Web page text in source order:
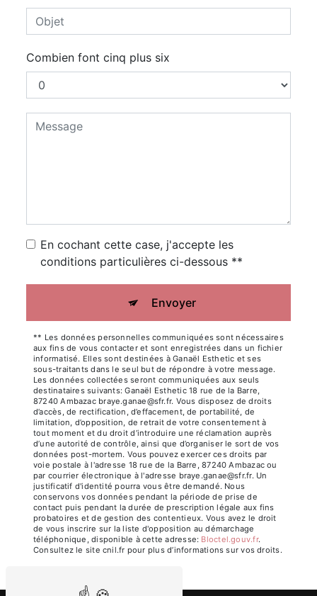
Combien font cinq plus six
En cochant cette case, j'accepte les
conditions particulières ci-dessous **
Envoyer
** Les données personnelles communiquées sont nécessaires
aux fins de vous contacter et sont enregistrées dans un fichier
informatisé. Elles sont destinées à Ganaël Esthetic et ses
sous-traitants dans le seul but de répondre à votre message.
Les données collectées seront communiquées aux seuls
destinataires suivants: Ganaël Esthetic 18 rue de la Barre,
87240 Ambazac braye.ganae@sfr.fr. Vous disposez de droits
d’accès, de rectification, d’effacement, de portabilité, de
limitation, d’opposition, de retrait de votre consentement à
tout moment et du droit d’introduire une réclamation auprès
d’une autorité de contrôle, ainsi que d’organiser le sort de vos
données post-mortem. Vous pouvez exercer ces droits par
voie postale à l'adresse 18 rue de la Barre, 87240 Ambazac ou
par courrier électronique à l'adresse braye.ganae@sfr.fr. Un
justificatif d'identité pourra vous être demandé. Nous
conservons vos données pendant la période de prise de
contact puis pendant la durée de prescription légale aux fins
probatoires et de gestion des contentieux. Vous avez le droit
de vous inscrire sur la liste d'opposition au démarchage
téléphonique, disponible à cette adresse:
Bloctel.gouv.fr.
Consultez le site cnil.fr pour plus d’informations sur vos droits.